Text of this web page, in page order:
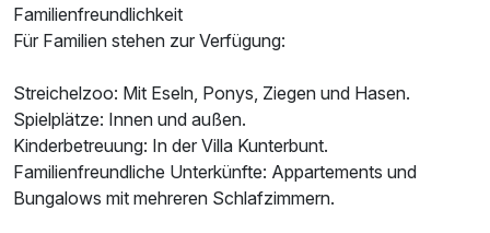
Ausstattung
Familienfreundlichkeit
Für Familien stehen zur Verfügung:
Streichelzoo: Mit Eseln, Ponys, Ziegen und Hasen.
Spielplätze: Innen und außen.
Kinderbetreuung: In der Villa Kunterbunt.
Familienfreundliche Unterkünfte: Appartements und
Bungalows mit mehreren Schlafzimmern.